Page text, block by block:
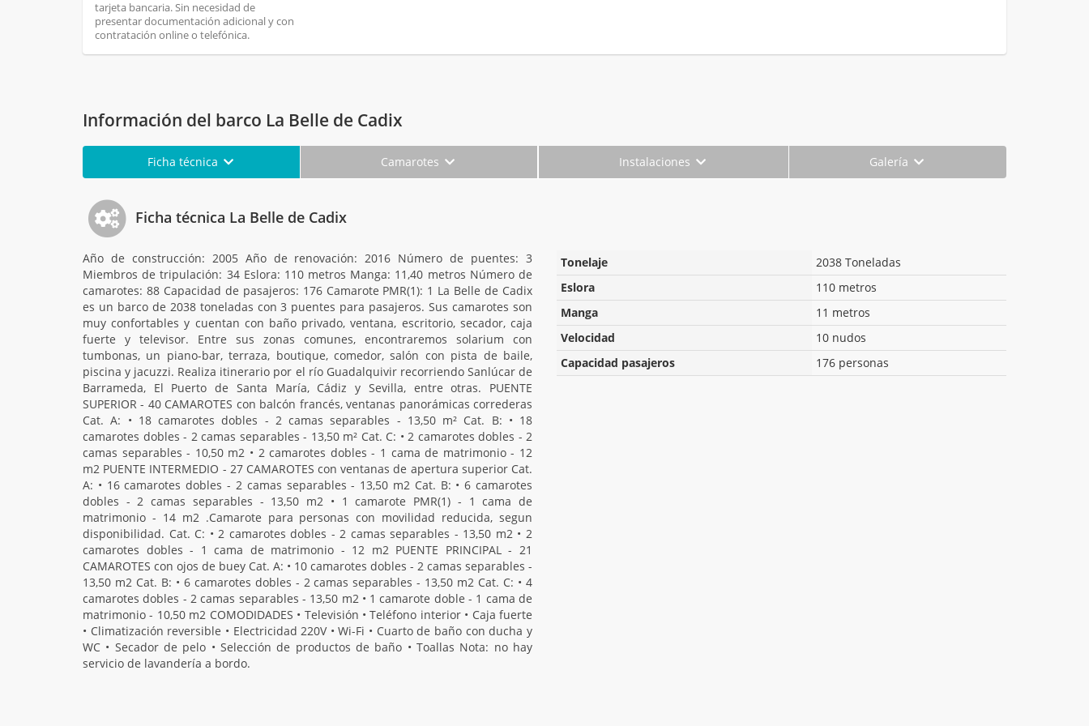
tarjeta bancaria. Sin necesidad de
presentar documentación adicional y con
contratación online o telefónica.
Información del barco La Belle de Cadix
Ficha técnica Camarotes Instalaciones Galería
Ficha técnica La Belle de Cadix
Año de construcción: 2005 Año de renovación: 2016 Número de puentes: 3
Miembros de tripulación: 34 Eslora: 110 metros Manga: 11,40 metros Número de
camarotes: 88 Capacidad de pasajeros: 176 Camarote PMR(1): 1 La Belle de Cadix
es un barco de 2038 toneladas con 3 puentes para pasajeros. Sus camarotes son
muy confortables y cuentan con baño privado, ventana, escritorio, secador, caja
fuerte y televisor. Entre sus zonas comunes, encontraremos solarium con
tumbonas, un piano-bar, terraza, boutique, comedor, salón con pista de baile,
piscina y jacuzzi. Realiza itinerario por el río Guadalquivir recorriendo Sanlúcar de
Barrameda, El Puerto de Santa María, Cádiz y Sevilla, entre otras. PUENTE
SUPERIOR - 40 CAMAROTES con balcón francés, ventanas panorámicas correderas
Cat. A: • 18 camarotes dobles - 2 camas separables - 13,50 m² Cat. B: • 18
camarotes dobles - 2 camas separables - 13,50 m² Cat. C: • 2 camarotes dobles - 2
camas separables - 10,50 m2 • 2 camarotes dobles - 1 cama de matrimonio - 12
m2 PUENTE INTERMEDIO - 27 CAMAROTES con ventanas de apertura superior Cat.
A: • 16 camarotes dobles - 2 camas separables - 13,50 m2 Cat. B: • 6 camarotes
dobles - 2 camas separables - 13,50 m2 • 1 camarote PMR(1) - 1 cama de
matrimonio - 14 m2 .Camarote para personas con movilidad reducida, segun
disponibilidad. Cat. C: • 2 camarotes dobles - 2 camas separables - 13,50 m2 • 2
camarotes dobles - 1 cama de matrimonio - 12 m2 PUENTE PRINCIPAL - 21
CAMAROTES con ojos de buey Cat. A: • 10 camarotes dobles - 2 camas separables -
13,50 m2 Cat. B: • 6 camarotes dobles - 2 camas separables - 13,50 m2 Cat. C: • 4
camarotes dobles - 2 camas separables - 13,50 m2 • 1 camarote doble - 1 cama de
matrimonio - 10,50 m2 COMODIDADES • Televisión • Teléfono interior • Caja fuerte
• Climatización reversible • Electricidad 220V • Wi-Fi • Cuarto de baño con ducha y
WC • Secador de pelo • Selección de productos de baño • Toallas Nota: no hay
servicio de lavandería a bordo.
Tonelaje
2038 Toneladas
Eslora
110 metros
Manga
11 metros
Velocidad
10 nudos
Capacidad pasajeros
176 personas